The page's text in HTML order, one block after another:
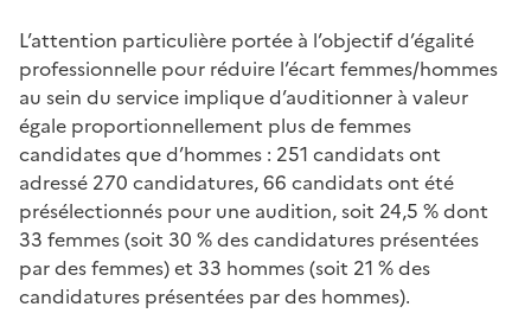
L’attention particulière portée à l’objectif d’égalité
professionnelle pour réduire l’écart femmes/hommes
au sein du service implique d’auditionner à valeur
égale proportionnellement plus de femmes
candidates que d’hommes : 251 candidats ont
adressé 270 candidatures, 66 candidats ont été
présélectionnés pour une audition, soit 24,5 % dont
33 femmes (soit 30 % des candidatures présentées
par des femmes) et 33 hommes (soit 21 % des
candidatures présentées par des hommes).